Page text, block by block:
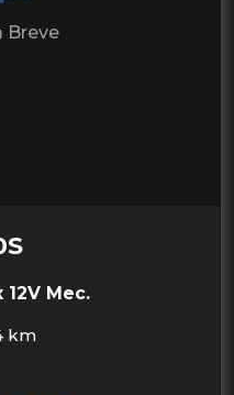
Breve
12V Mec.
km